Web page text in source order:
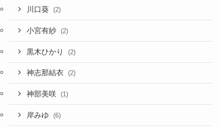
川口葵 (2)
小宮有紗 (2)
黒木ひかり (2)
神志那結衣 (2)
神部美咲 (1)
岸みゆ (6)